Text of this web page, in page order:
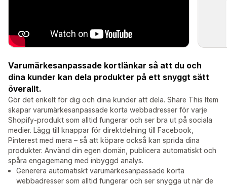
Varumärkesanpassade kortlänkar så att du och
dina kunder kan dela produkter på ett snyggt sätt
överallt.
Gör det enkelt för dig och dina kunder att dela. Share This Item
skapar varumärkesanpassade korta webbadresser för varje
Shopify-produkt som alltid fungerar och ser bra ut på sociala
medier. Lägg till knappar för direktdelning till Facebook,
Pinterest med mera – så att köpare också kan sprida dina
produkter. Använd din egen domän, publicera automatiskt och
spåra engagemang med inbyggd analys.
Generera automatiskt varumärkesanpassade korta
webbadresser som alltid fungerar och ser snygga ut när de